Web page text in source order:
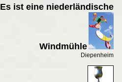
Es ist eine niederländische
Windmühle
Diepenheim